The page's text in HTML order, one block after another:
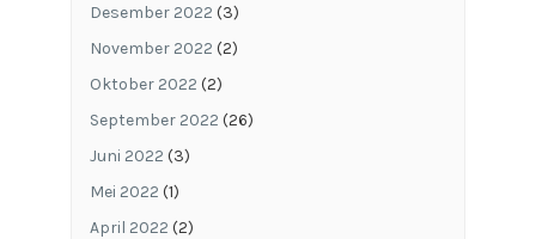
Desember 2022 (3)
November 2022 (2)
Oktober 2022 (2)
September 2022 (26)
Juni 2022 (3)
Mei 2022 (1)
April 2022 (2)